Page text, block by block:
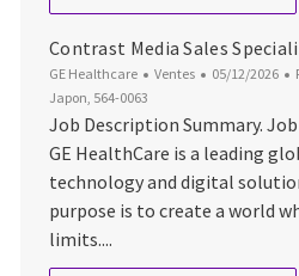
Contrast Media Sales
GE Healthcare Catégorie
Ventes Date
05/12/2026
Japon, 564-0063
Job Description Summary.
GE HealthCare is a leading
technology and digital
purpose is to create a world
limits....